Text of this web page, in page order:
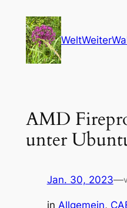
Inhalt
springen
AMD
unter
Jan. 30, 2023—
in Allgemein,